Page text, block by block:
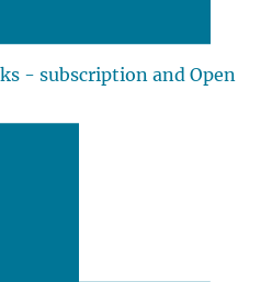
- subscription and Open